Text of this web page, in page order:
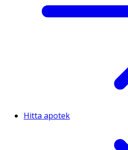
Hitta apotek